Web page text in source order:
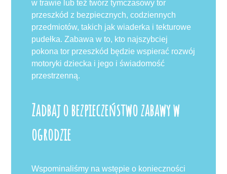
w trawie lub też twórz tymczasowy tor
przeszkód z bezpiecznych, codziennych
przedmiotów, takich jak wiaderka i tekturowe
pudełka. Zabawa w to, kto najszybciej
pokona tor przeszkód będzie wspierać rozwój
motoryki dziecka i jego i świadomość
przestrzenną.
Zadbaj o bezpieczeństwo zabawy w
ogrodzie
Wspominaliśmy na wstępie o konieczności